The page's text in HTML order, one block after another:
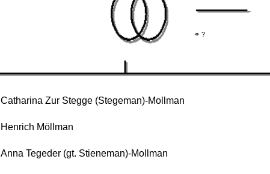
⚭ ?
Catharina Zur Stegge (Stegeman)-Mollman
Henrich Möllman
Anna Tegeder (gt. Stieneman)-Mollman